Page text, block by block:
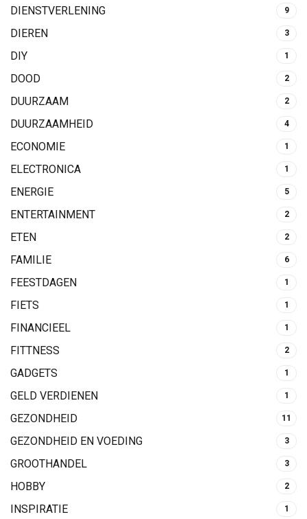
DIENSTVERLENING 9
DIEREN 3
DIY 1
DOOD 2
DUURZAAM 2
DUURZAAMHEID 4
ECONOMIE 1
ELECTRONICA 1
ENERGIE 5
ENTERTAINMENT 2
ETEN 2
FAMILIE 6
FEESTDAGEN 1
FIETS 1
FINANCIEEL 1
FITTNESS 2
GADGETS 1
GELD VERDIENEN 1
GEZONDHEID 11
GEZONDHEID EN VOEDING 3
GROOTHANDEL 3
HOBBY 2
INSPIRATIE 1